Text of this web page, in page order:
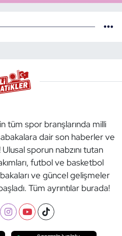
tüm spor branşlarında milli
dair son haberler ve
sporun nabzını tutan
futbol ve basketbol
ve güncel gelişmeler
Tüm ayrıntılar burada!